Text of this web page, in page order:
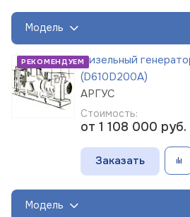
Модель
РЕКОМЕНДУЕМДизельный
(D610D200A)
АРГУС
Стоимость:
от 1 108 000 руб.
Заказать
Модель